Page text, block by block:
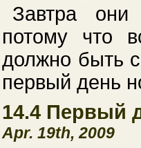
Завтра
потому что
должно быть
первый день
14.4 Первый
Apr. 19th, 2009